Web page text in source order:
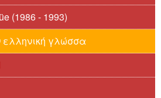
(1986 - 1993)
γλώσσα